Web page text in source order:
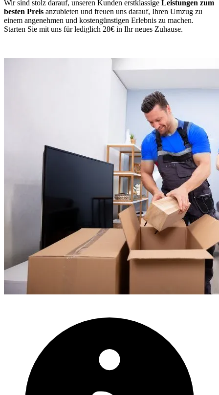
Wir sind stolz darauf, unseren Kunden erstklassige Leistungen zum
besten Preis anzubieten und freuen uns darauf, Ihren Umzug zu
einem angenehmen und kostengünstigen Erlebnis zu machen.
Starten Sie mit uns für lediglich 28€ in Ihr neues Zuhause.